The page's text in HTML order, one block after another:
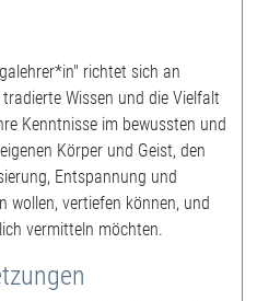
richtet sich an
Wissen und die Vielfalt
Kenntnisse im bewussten und
Körper und Geist, den
Entspannung und
wollen, vertiefen können, und
vermitteln möchten.